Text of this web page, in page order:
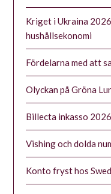
Kriget i Ukraina
hushållsekonomi
Fördelarna med att
Olyckan på Gröna
Billecta inkasso
Vishing och dolda
Konto fryst hos